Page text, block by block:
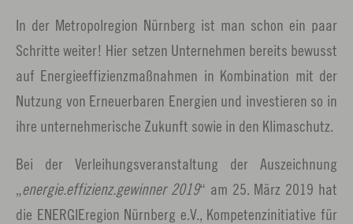
In der Metropolregion Nürnberg ist man schon ein paar
Schritte weiter! Hier setzen Unternehmen bereits bewusst
auf Energieeffizienzmaßnahmen in Kombination mit der
Nutzung von Erneuerbaren Energien und investieren so in
ihre unternehmerische Zukunft sowie in den Klimaschutz.
Bei der Verleihungsveranstaltung der Auszeichnung
„energie.effizienz.gewinner 2019“ am 25. März 2019 hat
die ENERGIEregion Nürnberg e.V., Kompetenzinitiative für